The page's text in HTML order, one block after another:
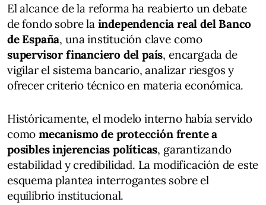
El alcance de la reforma ha reabierto un debate
de fondo sobre la independencia real del Banco
de España, una institución clave como
supervisor financiero del país, encargada de
vigilar el sistema bancario, analizar riesgos y
ofrecer criterio técnico en materia económica.
Históricamente, el modelo interno había servido
comomecanismo de protección frente a
posibles injerencias políticas, garantizando
estabilidad y credibilidad. La modificación de este
esquema plantea interrogantes sobre el
equilibrio institucional.